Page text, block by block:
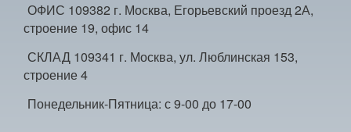
ОФИС 109382 г. Москва, Егорьевский проезд 2А,
строение 19, офис 14
СКЛАД 109341 г. Москва, ул. Люблинская 153,
строение 4
Понедельник-Пятница: с 9-00 до 17-00